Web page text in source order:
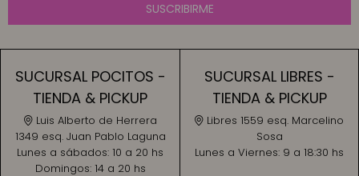
SUSCRIBIRME
SUCURSAL POCITOS -
TIENDA & PICKUP
Luis Alberto de Herrera
1349 esq. Juan Pablo Laguna
Lunes a sábados: 10 a 20 hs
Domingos: 14 a 20 hs
SUCURSAL LIBRES -
TIENDA & PICKUP
Libres 1559 esq. Marcelino
Sosa
Lunes a Viernes: 9 a 18:30 hs